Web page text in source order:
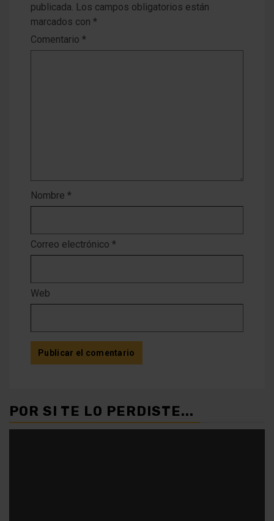
publicada. Los campos obligatorios están
marcados con *
Comentario *
Nombre *
Correo electrónico *
Web
POR SI TE LO PERDISTE...